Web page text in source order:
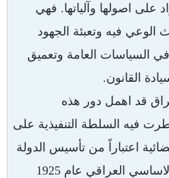
على اصولها وآلياتها. فهي
الوعي فيه وتعبئة الجهود
في السياسات العامة وتعميق
القانون.
قد اهمل دور هذه
فيه السلطة التنفيذية على
اعتباراً من تأسيس الدولة
العراقية وصدور القانون الاساسي العراقي عام 1925